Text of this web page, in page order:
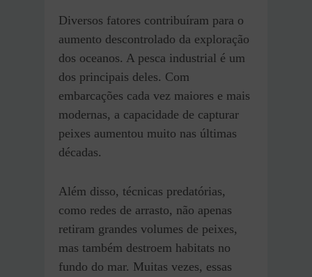
Diversos fatores contribuíram para o
aumento descontrolado da exploração
dos oceanos. A pesca industrial é um
dos principais deles. Com
embarcações cada vez maiores e mais
modernas, a capacidade de capturar
peixes aumentou muito nas últimas
décadas.
Além disso, técnicas predatórias,
como redes de arrasto, não apenas
retiram grandes volumes de peixes,
mas também destroem habitats no
fundo do mar. Muitas vezes, essas